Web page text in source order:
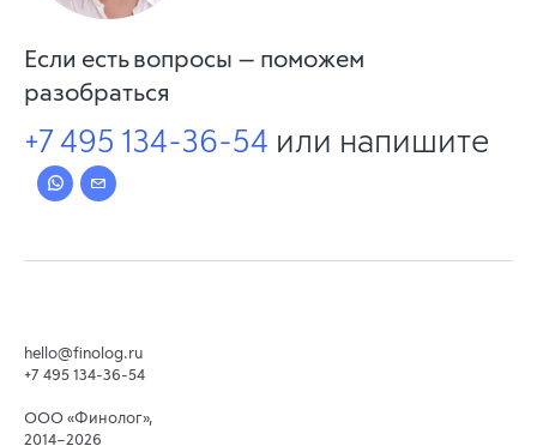
Если есть вопросы — поможем
разобраться
+7 495 134-36-54 или напишите
hello@finolog.ru
+7 495 134-36-54
ООО «Финолог»,
2014–2026